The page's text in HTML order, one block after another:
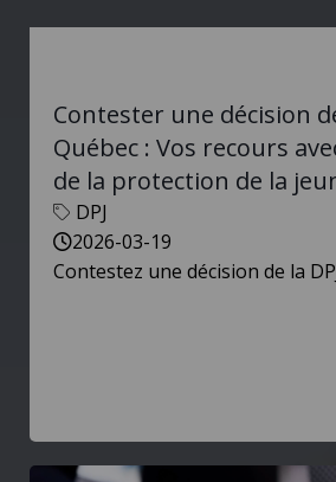
Contester une décision
Québec : Vos recours
de la protection de la
DPJ
2026-03-19
Contestez une décision de la